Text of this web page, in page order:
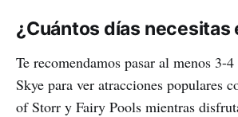
¿Cuántos días necesitas
Te recomendamos pasar al menos 3-
Skye para ver atracciones populares
of Storr y Fairy Pools mientras